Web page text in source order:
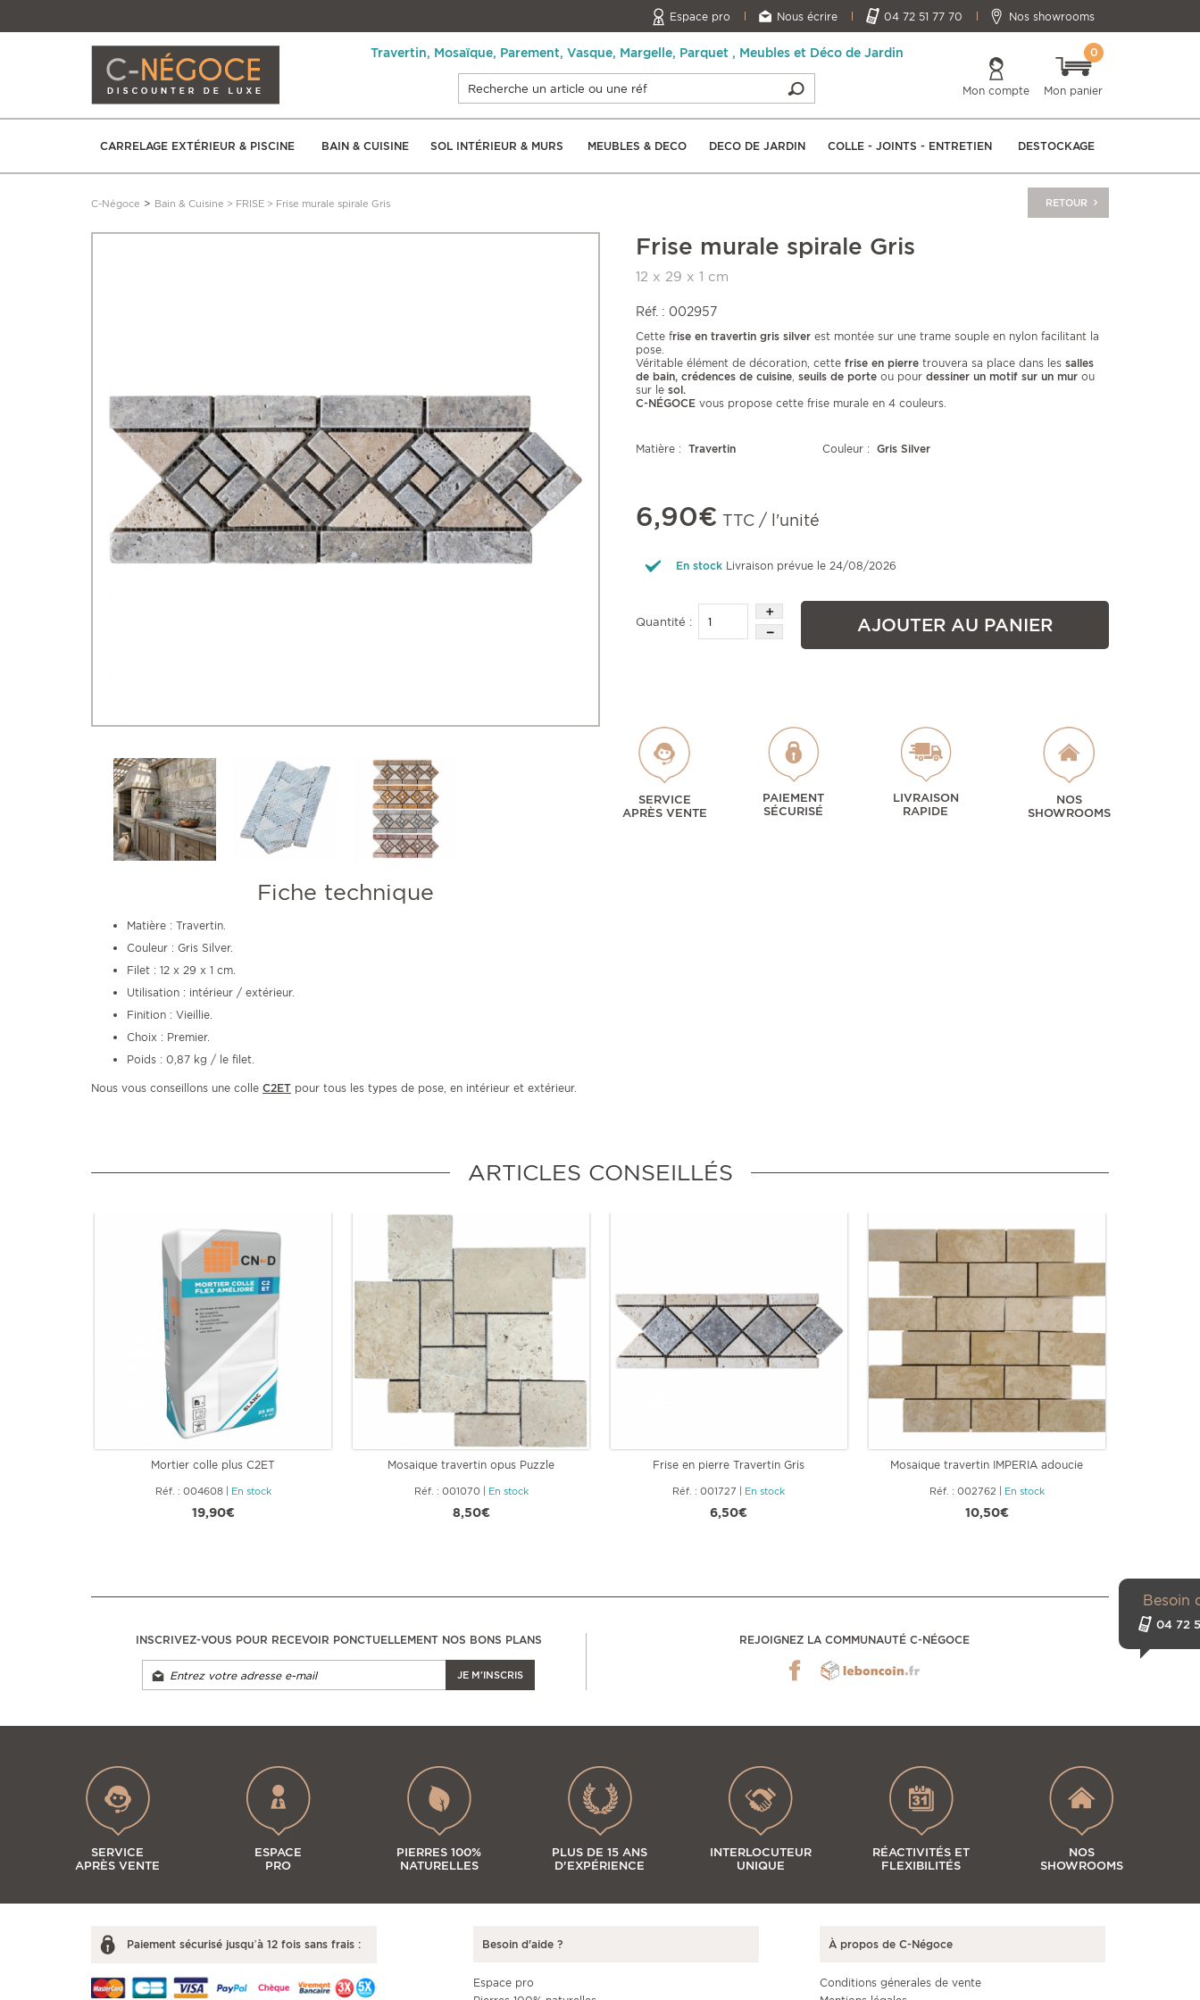
Espace pro Nous écrire 04 72 51 77 70 Nos showrooms
Travertin, Mosaïque, Parement, Vasque, Margelle, Parquet , Meubles et Déco de Jardin
Mon compte Mon panier
0
CARRELAGE EXTÉRIEUR & PISCINE BAIN & CUISINE SOL INTÉRIEUR & MURS MEUBLES & DECO DECO DE JARDIN COLLE - JOINTS - ENTRETIEN DESTOCKAGE
C-Négoce > Bain & Cuisine > FRISE > Frise murale spirale Gris RETOUR
Besoin
04 72
Fiche technique
Matière : Travertin.
Couleur : Gris Silver.
Filet : 12 x 29 x 1 cm.
Utilisation : intérieur / extérieur.
Finition : Vieillie.
Choix : Premier.
Poids : 0,87 kg / le filet.
Nous vous conseillons une colle C2ET pour tous les types de pose, en intérieur et extérieur.
Frise murale spirale Gris
12 x 29 x 1 cm
Réf. : 002957
Cette frise en travertin gris silver est montée sur une trame souple en nylon facilitant la
pose.
Véritable élément de décoration, cette frise en pierre trouvera sa place dans les salles
de bain, crédences de cuisine, seuils de porte ou pour dessiner un motif sur un mur ou
sur le sol.
C-NÉGOCE vous propose cette frise murale en 4 couleurs.
Matière : Travertin Couleur : Gris Silver
6,90€ TTC / l'unité
En stock Livraison prévue le 24/08/2026
Quantité : AJOUTER AU PANIER
SERVICE
APRÈS VENTE
PAIEMENT
SÉCURISÉ
LIVRAISON
RAPIDE
NOS
SHOWROOMS
ARTICLES CONSEILLÉS
Mortier colle plus C2ET
Réf. : 004608| En stock
19,90€
Mosaique travertin opus Puzzle
Réf. : 001070 En stock
8,50€
Frise en pierre Travertin Gris
Réf. : 001727 En stock
6,50€
Mosaique travertin IMPERIA adoucie
Réf. : 002762 En stock
10,50€
INSCRIVEZ-VOUS POUR RECEVOIR PONCTUELLEMENT NOS BONS PLANS
JE M'INSCRIS
REJOIGNEZ LA COMMUNAUTÉ C-NÉGOCE
SERVICE
APRÈS VENTE
ESPACE
PRO
PIERRES 100%
NATURELLES
PLUS DE 15 ANS
D'EXPÉRIENCE
INTERLOCUTEUR
UNIQUE
RÉACTIVITÉS ET
FLEXIBILITÉS
NOS
SHOWROOMS
Paiement sécurisé jusqu’à 12 fois sans frais : Besoin d'aide ?
Espace pro
À propos de C-Négoce
Conditions génerales de vente